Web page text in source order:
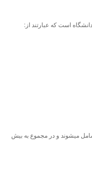
است که عبارتند از:
میشوند و در مجموع به بیش